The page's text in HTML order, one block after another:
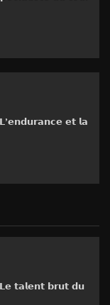
𝗲𝘁 𝗹𝗮
𝘁𝗮𝗹𝗲𝗻𝘁 𝗯𝗿𝘂𝘁 𝗱𝘂